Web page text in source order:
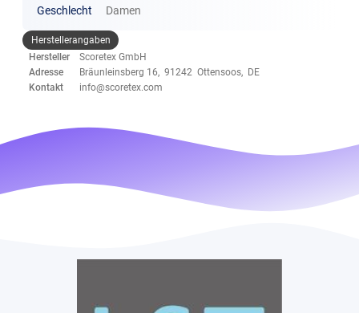
Geschlecht Damen
Herstellerangaben
Hersteller
Scoretex GmbH
Adresse
Bräunleinsberg 16, 91242 Ottensoos, DE
Kontakt
info@scoretex.com